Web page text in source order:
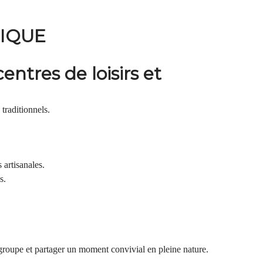
de loisirs et
et partager un moment convivial en pleine nature.